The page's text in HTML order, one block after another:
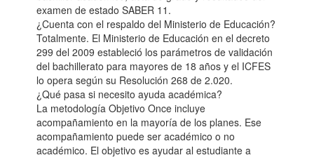
examen de estado SABER 11.
¿Cuenta con el respaldo del Ministerio de Educación?
Totalmente. El Ministerio de Educación en el decreto
299 del 2009 estableció los parámetros de validación
del bachillerato para mayores de 18 años y el ICFES
lo opera según su Resolución 268 de 2.020.
¿Qué pasa si necesito ayuda académica?
La metodología Objetivo Once incluye
acompañamiento en la mayoría de los planes. Ese
acompañamiento puede ser académico o no
académico. El objetivo es ayudar al estudiante a